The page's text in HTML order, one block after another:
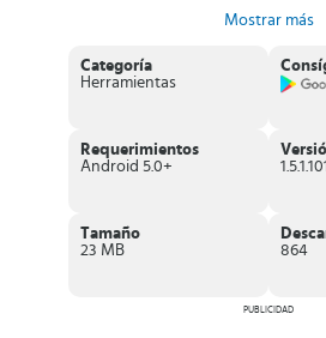
y controlar la temperatura del equipo.
de fondo y liberar uso del CPU,
sobrecalentarse. Es más,
la App vigila el
Aparte de esto,Bravo Booster
Características de Bravo
a través
Mostrar más
Categoría
Herramientas
Requerimientos
Android 5.0+
Tamaño
23 MB
864
PUBLICIDAD